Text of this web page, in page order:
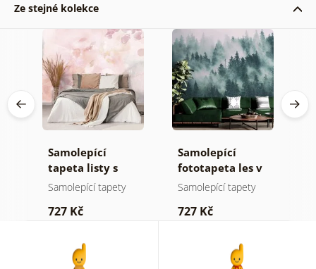
Ze stejné kolekce
Samolepící
tapeta listy s
pastelovým
Samolepící tapety
727 Kč
Samolepící
fototapeta les v
mlze
Samolepící tapety
727 Kč